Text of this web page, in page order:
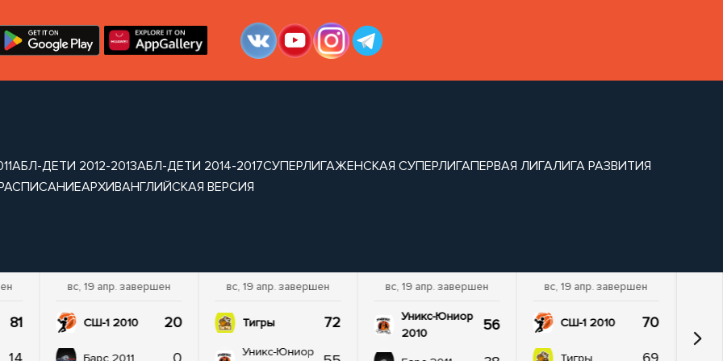
АБЛ-ДЕТИ 2012-2013АБЛ-ДЕТИ 2014-2017СУПЕРЛИГАЖЕНСКАЯ СУПЕРЛИГАПЕРВАЯ ЛИГАЛИГА РАЗВИТИЯ
АРХИВАНГЛИЙСКАЯ ВЕРСИЯ
81
вс, 19 апр. завершен
СШ-1 2010 20
вс, 19 апр. завершен
Тигры 72
Уникс-Юниор
вс, 19 апр. завершен
Уникс-Юниор
2010
56
вс, 19 апр. завершен
СШ-1 2010 70